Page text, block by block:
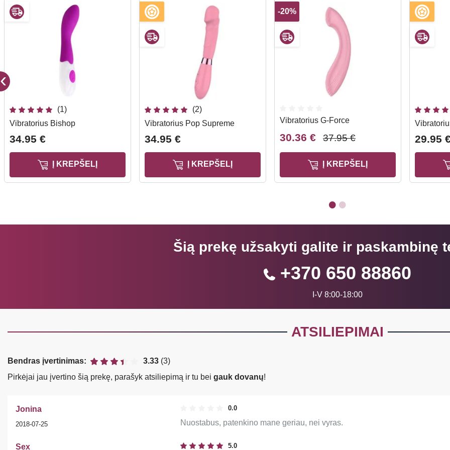
(1)
Vibratorius Bishop
34.95 €
Į KREPŠELĮ
(2)
Vibratorius Pop Supreme
34.95 €
Į KREPŠELĮ
-20%
Vibratorius G-Force
30.36 € 37.95 €
Į KREPŠELĮ
29.95
Šią prekę užsakyti galite ir paskambinę
+370 650 88860
I-V 8:00-18:00
ATSILIEPIMAI
Bendras įvertinimas: 3.33 (3)
Pirkėjai jau įvertino šią prekę, parašyk atsiliepimą ir tu bei gauk dovanų!
Jonina
2018-07-25
0.0
Nuostabus, patenkino mane geriau, nei vyras.
Sex 5.0